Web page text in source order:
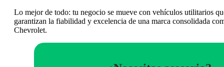
Lo mejor de todo: tu negocio se mueve con vehículos utilitarios
garantizan la fiabilidad y excelencia de una marca consolidada
Chevrolet.